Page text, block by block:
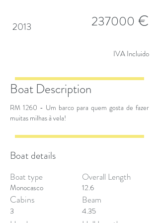
2013 237000 €
IVA Incluido
Boat Description
RM 1260 - Um barco para quem gosta de fazer
muitas milhas à vela!
Boat details
Boat type
Monocasco
Cabins
3
Overall Length
12.6
Beam
4.35